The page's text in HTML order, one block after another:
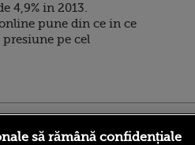
4,9% in 2013.
pune din ce in ce
pe cel
să rămână confidențiale